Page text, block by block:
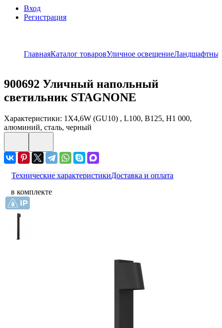
Вход
Регистрация
ГлавнаяКаталог товаровУличное освещение
900692 Уличный напольный
светильник STAGNONE
Характеристики: 1X4,6W (GU10) , L100, B125, H1 000,
алюминий, сталь, черный
Технические характеристикиДоставка и оплата
в комплекте